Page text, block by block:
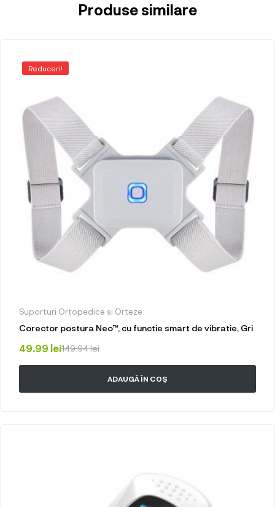
Produse similare
Reduceri!
Suporturi Ortopedice si Orteze
Corector postura Neo™, cu functie smart de vibratie, Gri
149.94lei
49.99 lei
ADAUGĂ ÎN COȘ